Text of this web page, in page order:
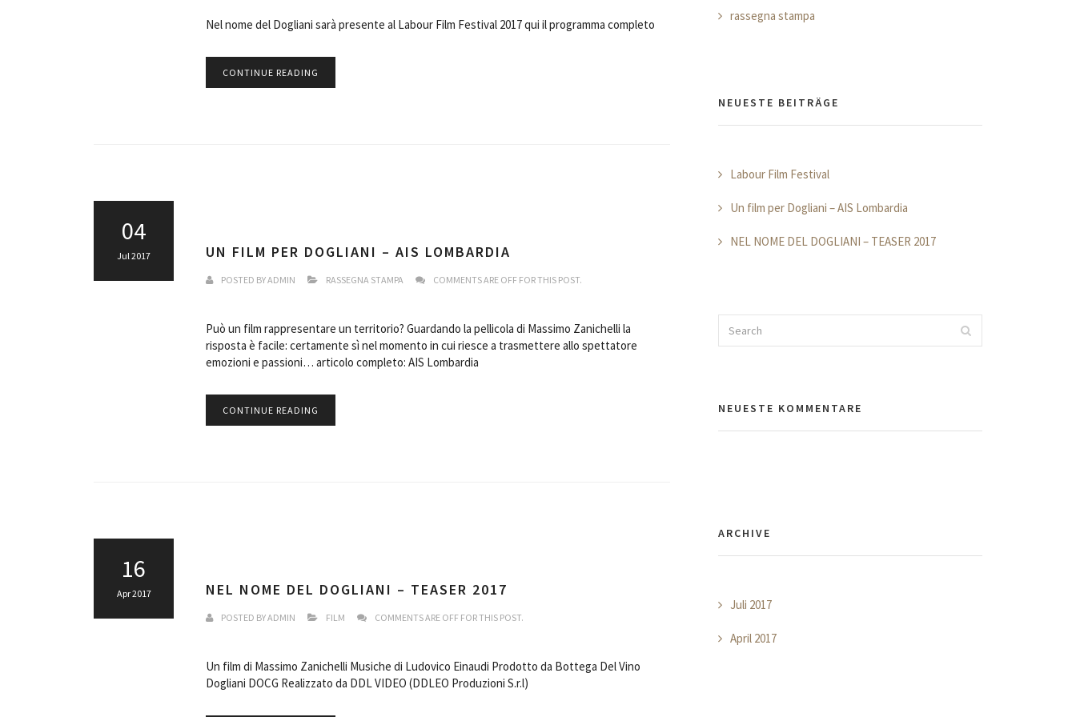
Nel nome del Dogliani sarà presente al Labour Film Festival 2017 qui il programma completo
CONTINUE READING
04
Jul 2017 UN FILM PER DOGLIANI – AIS LOMBARDIA
POSTED BYADMIN RASSEGNA STAMPA COMMENTS ARE OFF FOR THIS POST.
Può un film rappresentare un territorio? Guardando la pellicola di Massimo Zanichelli la
risposta è facile: certamente sì nel momento in cui riesce a trasmettere allo spettatore
emozioni e passioni… articolo completo: AIS Lombardia
CONTINUE READING
16
Apr 2017 NEL NOME DEL DOGLIANI – TEASER 2017
POSTED BYADMIN FILM COMMENTS ARE OFF FOR THIS POST.
Un film di Massimo Zanichelli Musiche di Ludovico Einaudi Prodotto da Bottega Del Vino
Dogliani DOCG Realizzato da DDL VIDEO (DDLEO Produzioni S.r.l)
rassegna stampa
NEUESTE BEITRÄGE
Labour Film Festival
Un film per Dogliani – AIS Lombardia
NEL NOME DEL DOGLIANI – TEASER 2017
for:
Search
NEUESTE KOMMENTARE
ARCHIVE
Juli 2017
April 2017